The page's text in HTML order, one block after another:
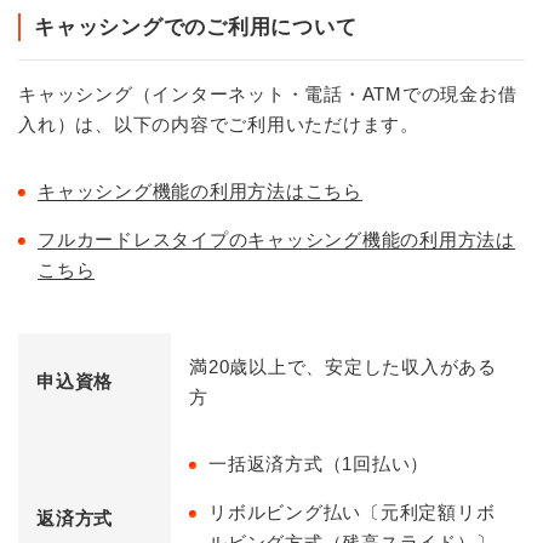
キャッシングでのご利用について
キャッシング（インターネット・電話・ATMでの現金お借
入れ）は、以下の内容でご利用いただけます。
キャッシング機能の利用方法はこちら
フルカードレスタイプのキャッシング機能の利用方法は
こちら
申込資格
満20歳以上で、安定した収入がある
方
返済方式
一括返済方式（1回払い）
リボルビング払い〔元利定額リボ